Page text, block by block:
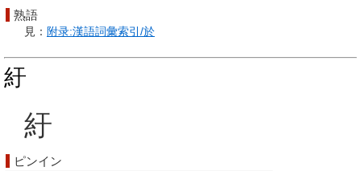
熟語
見： 附录:漢語詞彙索引/於
紆
紆
ピンイン